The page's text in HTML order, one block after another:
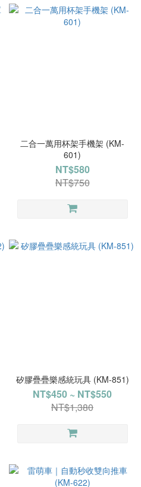
二合一萬用杯架手機架 (KM-
601)
NT$580
NT$750
矽膠疊疊樂感統玩具 (KM-851)
NT$450 ~ NT$550
NT$1,380